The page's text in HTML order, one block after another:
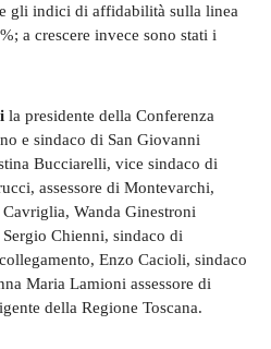
gli indici di affidabilità sulla linea
a crescere invece sono stati i
la presidente della Conferenza
e sindaco di San Giovanni
Bucciarelli, vice sindaco di
assessore di Montevarchi,
Cavriglia, Wanda Ginestroni
Chienni, sindaco di
Enzo Cacioli, sindaco
Maria Lamioni assessore di
della Regione Toscana.